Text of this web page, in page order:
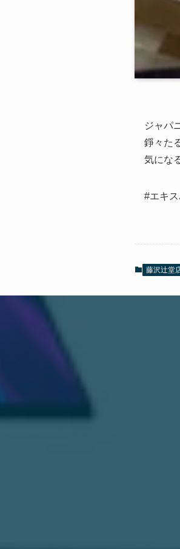
ジャパ
錚々た
気にな
#エキ
藤沢辻堂